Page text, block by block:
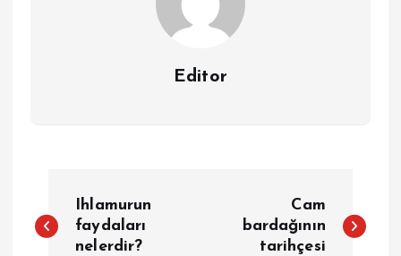
Editor
a
Ihlamurun
faydaları
nelerdir?
Cam
bardağının
tarihçesi